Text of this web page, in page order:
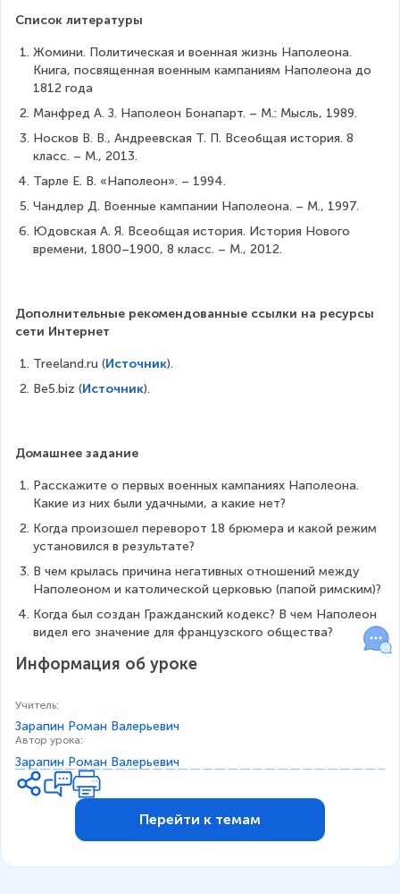
Список литературы
Жомини. Политическая и военная жизнь Наполеона.
Книга, посвященная военным кампаниям Наполеона до
1812 года
Манфред А. З. Наполеон Бонапарт. – М.: Мысль, 1989.
Носков В. В., Андреевская Т. П. Всеобщая история. 8
класс. – М., 2013.
Тарле Е. В. «Наполеон». – 1994.
Чандлер Д. Военные кампании Наполеона. – М., 1997.
Юдовская А. Я. Всеобщая история. История Нового
времени, 1800–1900, 8 класс. – М., 2012.
Дополнительные рекомендованные ссылки на ресурсы
сети Интернет
Treeland.ru (Источник).
Be5.biz (Источник).
Домашнее задание
Расскажите о первых военных кампаниях Наполеона.
Какие из них были удачными, а какие нет?
Когда произошел переворот 18 брюмера и какой режим
установился в результате?
В чем крылась причина негативных отношений между
Наполеоном и католической церковью (папой римским)?
Когда был создан Гражданский кодекс? В чем Наполеон
видел его значение для французского общества?
Информация об уроке
Учитель:
Зарапин Роман Валерьевич
Автор урока:
Зарапин Роман Валерьевич
Перейти к темам